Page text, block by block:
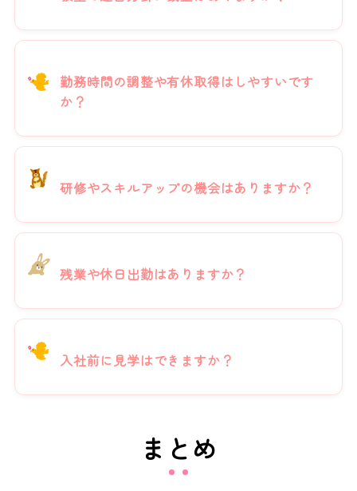
勤務時間の調整や有休取得はしやすいです
か？
研修やスキルアップの機会はありますか？
残業や休日出勤はありますか？
入社前に見学はできますか？
まとめ